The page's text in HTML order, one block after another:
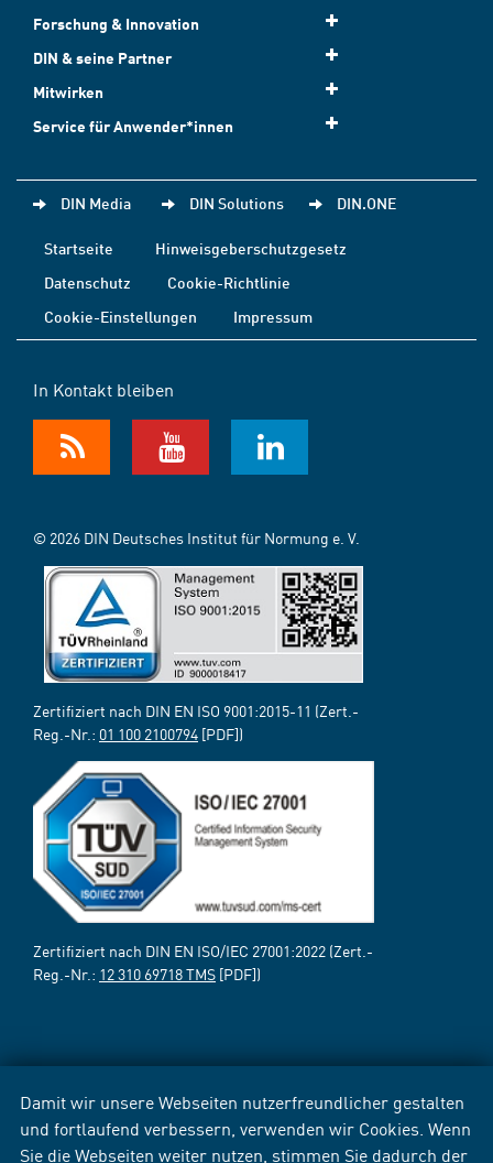
Damit wir unsere Webseiten nutzerfreundlicher gestalten
und fortlaufend verbessern, verwenden wir Cookies. Wenn
Sie die Webseiten weiter nutzen, stimmen Sie dadurch der
Forschung & Innovation
DIN & seine Partner
Mitwirken
Service für Anwender*innen
DIN Media DIN Solutions DIN.ONE
Startseite
Hinweisgeberschutzgesetz
Datenschutz
Cookie-Richtlinie
Cookie-Einstellungen
Impressum
In Kontakt bleiben
© 2026 DIN Deutsches Institut für Normung e. V.
Zertifiziert nach DIN EN ISO 9001:2015-11 (Zert.-
Reg.-Nr.: 01 100 2100794 [PDF])
Zertifiziert nach DIN EN ISO/IEC 27001:2022 (Zert.-
Reg.-Nr.: 12 310 69718 TMS [PDF])